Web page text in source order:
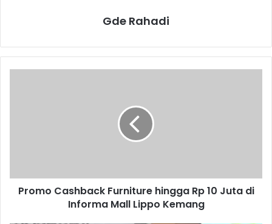
Gde Rahadi
h
Promo Cashback Furniture hingga Rp 10 Juta di
Informa Mall Lippo Kemang